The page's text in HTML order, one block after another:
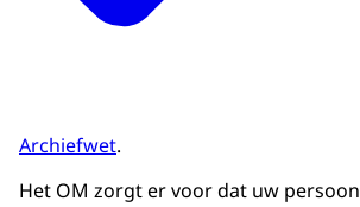
Archiefwet.
Het OM zorgt er voor dat uw